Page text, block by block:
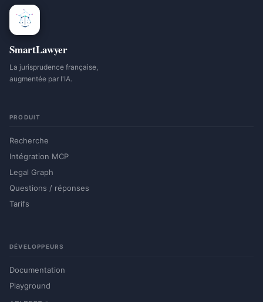
SmartLawyer
La jurisprudence française,
augmentée par l'IA.
PRODUIT
Recherche
Intégration MCP
Legal Graph
Questions / réponses
Tarifs
DÉVELOPPEURS
Documentation
Playground